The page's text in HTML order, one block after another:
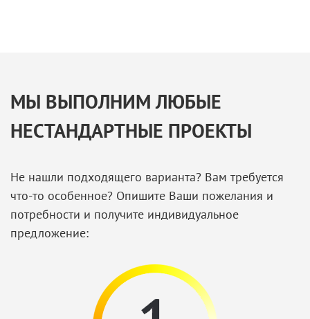
МЫ ВЫПОЛНИМ ЛЮБЫЕ
НЕСТАНДАРТНЫЕ ПРОЕКТЫ
Не нашли подходящего варианта? Вам требуется
что-то особенное? Опишите Ваши пожелания и
потребности и получите индивидуальное
предложение: